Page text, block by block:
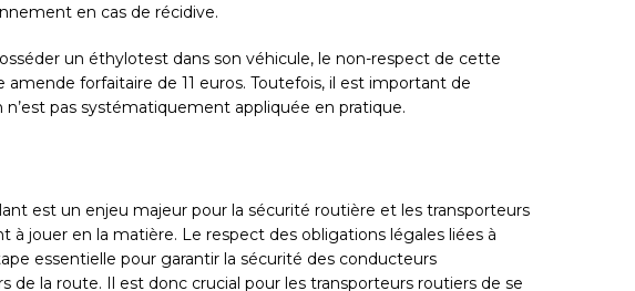
en cas de récidive.
un éthylotest dans son véhicule, le non-respect de cette
amende forfaitaire de 11 euros. Toutefois, il est important de
pas systématiquement appliquée en pratique.
est un enjeu majeur pour la sécurité routière et les transporteurs
à jouer en la matière. Le respect des obligations légales liées à
essentielle pour garantir la sécurité des conducteurs
de la route. Il est donc crucial pour les transporteurs routiers de se